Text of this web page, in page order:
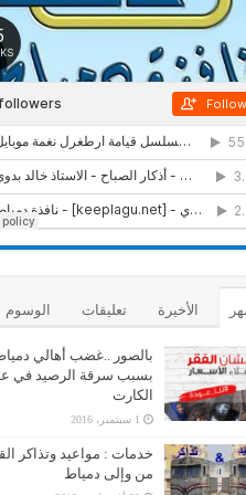
الأخيرة تعليقات الوسوم
بالصور ..غضب أهالي
بسبب سرقة الرصيد في
الكارت
1 سبتمبر، 2016
خدمات : مواعيد وتذاكر
من وإلى دمياط